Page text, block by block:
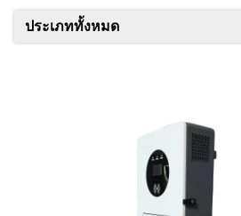
ประเภททั้งหมด